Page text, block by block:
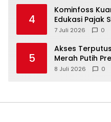
4
Kominfoss
Edukasi Pajak
Masyarakat
7 Juli 2026 0
5
Akses
Merah Putih
Berdiri — Polri
8 Juli 2026 0